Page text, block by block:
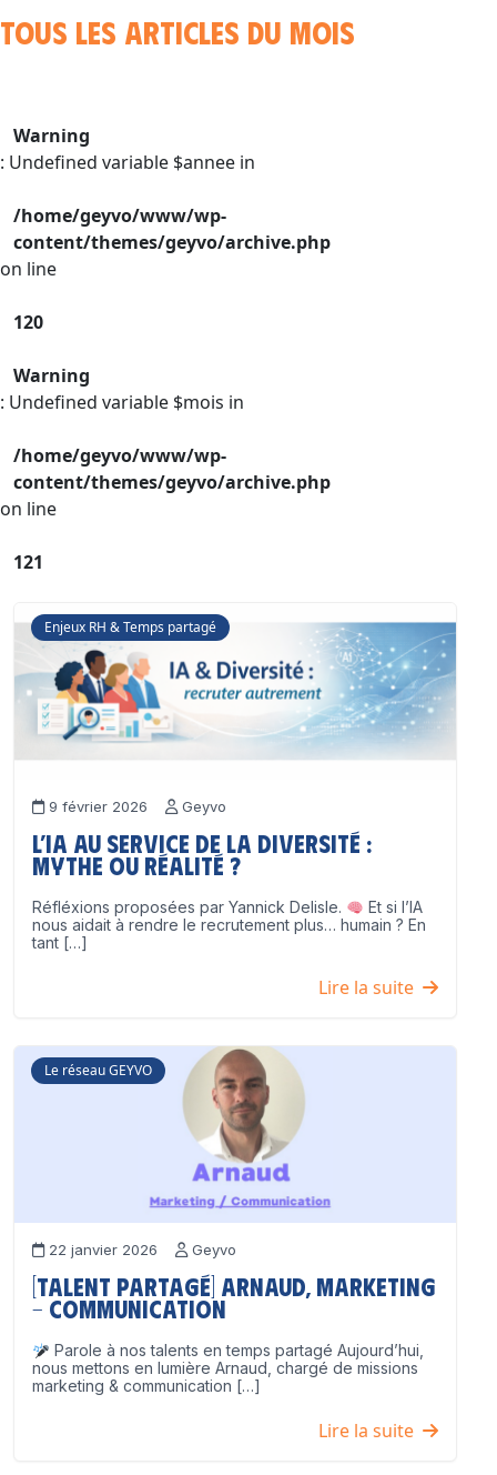
Tous les articles du mois
Warning
: Undefined variable $annee in
/home/geyvo/www/wp-
content/themes/geyvo/archive.php
on line
120
Warning
: Undefined variable $mois in
/home/geyvo/www/wp-
content/themes/geyvo/archive.php
on line
121
Enjeux RH & Temps partagé
9 février 2026 Geyvo
L’IA au service de la diversité :
mythe ou réalité ?
Réfléxions proposées par Yannick Delisle.
Et si l’IA
nous aidait à rendre le recrutement plus… humain ? En
tant […]
Lire la suite
Le réseau GEYVO
22 janvier 2026 Geyvo
[Talent partagé] Arnaud, Marketing
– Communication
Parole à nos talents en temps partagé Aujourd’hui,
nous mettons en lumière Arnaud, chargé de missions
marketing & communication […]
Lire la suite